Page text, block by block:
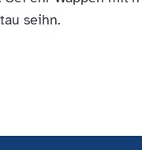
seihn.